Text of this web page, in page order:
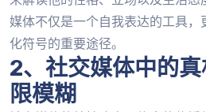
媒体不仅是一个自我表达的工具
化符号的重要途径。
2、社交媒体中的
限模糊